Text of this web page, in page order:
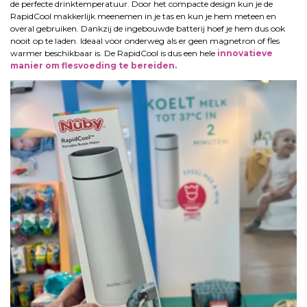
de perfecte drinktemperatuur. Door het compacte design kun je de
RapidCool makkerlijk meenemen in je tas en kun je hem meteen en
overal gebruiken. Dankzij de ingebouwde batterij hoef je hem dus ook
nooit op te laden. Ideaal voor onderweg als er geen magnetron of fles
warmer beschikbaar is. De RapidCool is dus een hele innovatieve
manier om flesvoeding te bereiden.